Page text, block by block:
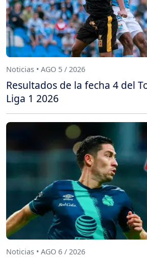
Noticias • AGO 5 / 2026
Resultados de la fecha 4 del
Liga 1 2026
Noticias • AGO 6 / 2026